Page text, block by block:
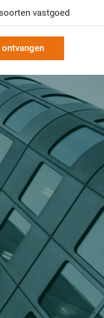
vastgoed
ontvangen